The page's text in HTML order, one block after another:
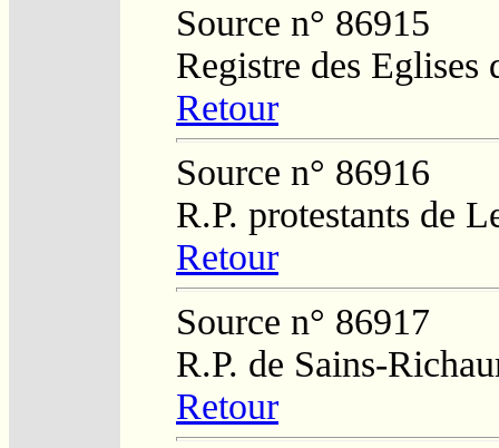
Source n° 86915
Registre des Eglises
Retour
Source n° 86916
R.P. protestants de
Retour
Source n° 86917
R.P. de Sains-
Retour